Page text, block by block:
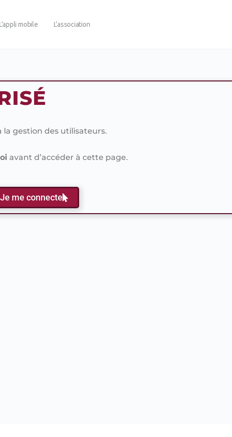
mobile L’association
la gestion des utilisateurs.
avant d’accéder à cette page.
Je me connecte